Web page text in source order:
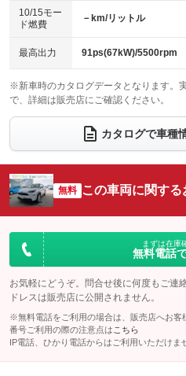
ベンチシート
：装備なし
チップアップシート
：装備なし
：装備なし
ウォークスルー
：装備なし
電動リアゲート
：装備なし
サイドカメラ
：装備なし
：装備なし
10/15モー
ド燃費
－km/リットル
最高出力 91ps(67kW)/5500rpm
※新車時のカタログデータとなります。
で、詳細は販売店にご確認ください。
カタログで車種
無料 この車両に関す
まずは在庫
無料電話
お気軽にどうぞ。問合せ後に何度もご連
ドレスは販売店に公開されません。
※無料電話をご利用の場合は、販売店へお客
番号ご利用の際の注意点は こちら
IP電話、ひかり電話からはご利用いただけま